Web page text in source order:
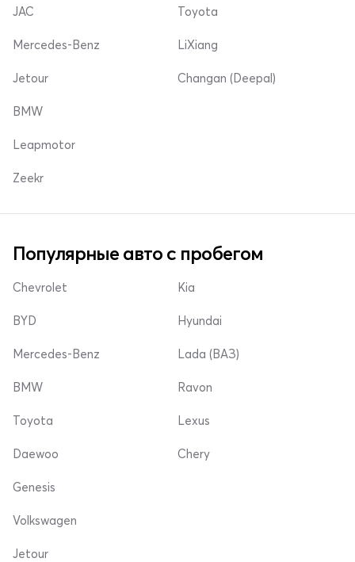
JAC
Mercedes-Benz
Jetour
Toyota
LiXiang
Changan (Deepal)
BMW
Leapmotor
Zeekr
Популярные авто с пробегом
Chevrolet
BYD
Mercedes-Benz
Kia
Hyundai
Lada (ВАЗ)
BMW
Toyota
Daewoo
Ravon
Lexus
Chery
Genesis
Volkswagen
Jetour